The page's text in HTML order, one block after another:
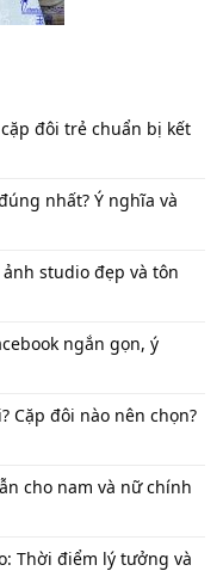
đôi trẻ chuẩn bị kết
nhất​? Ý nghĩa và
studio đẹp và tôn
ngắn gọn, ý
Cặp đôi nào nên chọn?
cho nam và nữ chính
Thời điểm lý tưởng và